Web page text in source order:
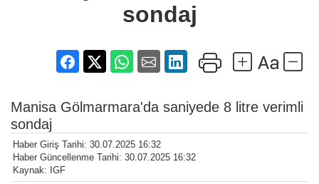
sondaj
Manisa Gölmarmara'da saniyede 8 litre verimli
sondaj
Haber Giriş Tarihi: 30.07.2025 16:32
Haber Güncellenme Tarihi: 30.07.2025 16:32
Kaynak: IGF